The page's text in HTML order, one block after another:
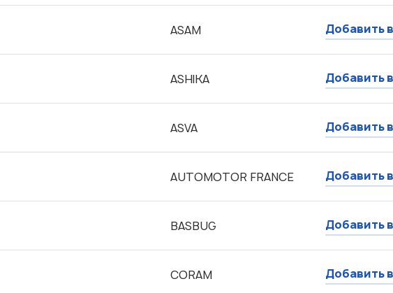
ASAM Добавить
ASHIKA Добавить
ASVA Добавить
AUTOMOTOR FRANCE Добавить
BASBUG Добавить
CORAM Добавить